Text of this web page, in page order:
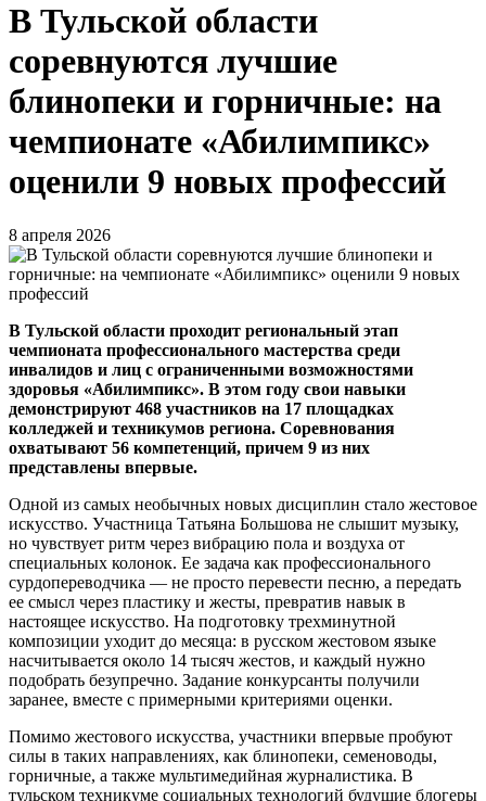
В Тульской области
соревнуются лучшие
блинопеки и горничные: на
чемпионате «Абилимпикс»
оценили 9 новых профессий
8 апреля 2026
В Тульской области проходит региональный этап
чемпионата профессионального мастерства среди
инвалидов и лиц с ограниченными возможностями
здоровья «Абилимпикс». В этом году свои навыки
демонстрируют 468 участников на 17 площадках
колледжей и техникумов региона. Соревнования
охватывают 56 компетенций, причем 9 из них
представлены впервые.
Одной из самых необычных новых дисциплин стало жестовое
искусство. Участница Татьяна Большова не слышит музыку,
но чувствует ритм через вибрацию пола и воздуха от
специальных колонок. Ее задача как профессионального
сурдопереводчика — не просто перевести песню, а передать
ее смысл через пластику и жесты, превратив навык в
настоящее искусство. На подготовку трехминутной
композиции уходит до месяца: в русском жестовом языке
насчитывается около 14 тысяч жестов, и каждый нужно
подобрать безупречно. Задание конкурсанты получили
заранее, вместе с примерными критериями оценки.
Помимо жестового искусства, участники впервые пробуют
силы в таких направлениях, как блинопеки, семеноводы,
горничные, а также мультимедийная журналистика. В
тульском техникуме социальных технологий будущие блогеры